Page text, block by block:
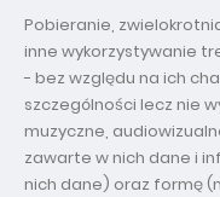
Pobieranie,
inne wykorzystywanie
- bez względu na ich
szczególności lecz nie
muzyczne,
zawarte w nich dane i
nich dane) oraz formę